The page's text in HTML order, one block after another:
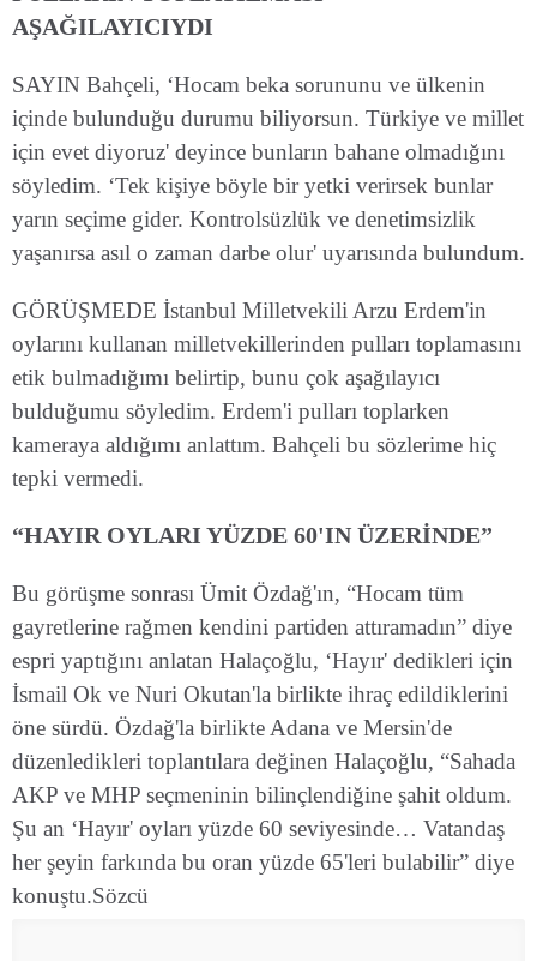
AŞAĞILAYICIYDI
SAYIN Bahçeli, ‘Hocam beka sorununu ve ülkenin
içinde bulunduğu durumu biliyorsun. Türkiye ve millet
için evet diyoruz' deyince bunların bahane olmadığını
söyledim. ‘Tek kişiye böyle bir yetki verirsek bunlar
yarın seçime gider. Kontrolsüzlük ve denetimsizlik
yaşanırsa asıl o zaman darbe olur' uyarısında bulundum.
GÖRÜŞMEDE İstanbul Milletvekili Arzu Erdem'in
oylarını kullanan milletvekillerinden pulları toplamasını
etik bulmadığımı belirtip, bunu çok aşağılayıcı
bulduğumu söyledim. Erdem'i pulları toplarken
kameraya aldığımı anlattım. Bahçeli bu sözlerime hiç
tepki vermedi.
“HAYIR OYLARI YÜZDE 60'IN ÜZERİNDE”
Bu görüşme sonrası Ümit Özdağ'ın, “Hocam tüm
gayretlerine rağmen kendini partiden attıramadın” diye
espri yaptığını anlatan Halaçoğlu, ‘Hayır' dedikleri için
İsmail Ok ve Nuri Okutan'la birlikte ihraç edildiklerini
öne sürdü. Özdağ'la birlikte Adana ve Mersin'de
düzenledikleri toplantılara değinen Halaçoğlu, “Sahada
AKP ve MHP seçmeninin bilinçlendiğine şahit oldum.
Şu an ‘Hayır' oyları yüzde 60 seviyesinde… Vatandaş
her şeyin farkında bu oran yüzde 65'leri bulabilir” diye
konuştu.Sözcü